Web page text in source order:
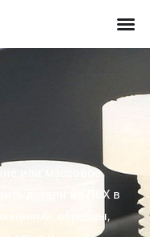
или массовое
детали из ПВХ в
образцы,